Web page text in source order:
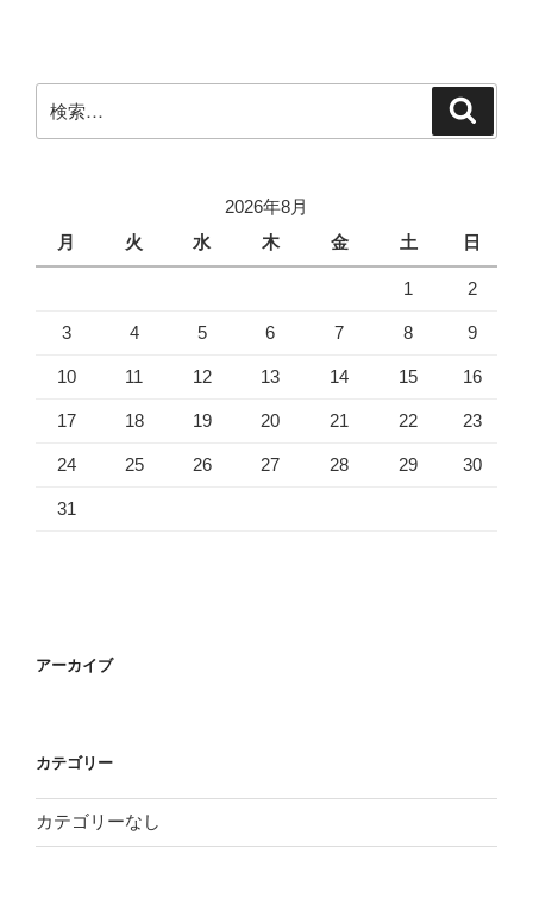
ー
シ
索:
2026年8月
月
火 水 木 金 土 日
1 2
3 4 5 6 7 8 9
10 11 12 13 14 15 16
17 18 19 20 21 22 23
24 25 26 27 28 29 30
31
アーカイブ
カテゴリー
カテゴリーなし